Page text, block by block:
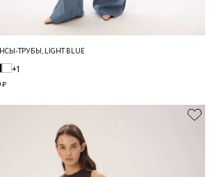
ТРУБЫ, LIGHT BLUE
+1
₽